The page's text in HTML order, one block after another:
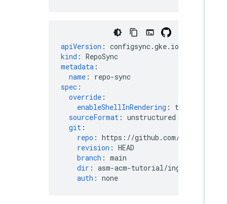
apiVersion: configsync.gke.io/v1beta1
kind: RepoSync
metadata
name: repo-sync
spec
override
enableShellInRendering
sourceFormat: unstructured
git
repo: https://github.com/
revision: HEAD
branch: main
dir: asm-acm-tutorial/ingress-
auth: none